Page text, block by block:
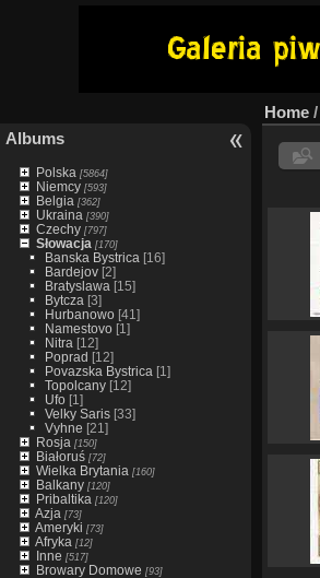
Albums
Polska [5864]
Niemcy[593]
Belgia [362]
Ukraina [390]
Czechy[797]
Słowacja [170]
Banska Bystrica [16]
Bardejov[2]
Bratyslawa [15]
Bytcza [3]
Hurbanowo[41]
Namestovo[1]
Nitra [12]
Poprad [12]
Povazska Bystrica [1]
Topolcany[12]
Ufo[1]
Velky Saris[33]
Vyhne [21]
Rosja [150]
Białoruś[72]
Wielka Brytania [160]
Balkany[120]
Pribaltika [120]
Azja [73]
Ameryki [73]
Afryka [12]
Inne [517]
Browary Domowe [93]
Home /